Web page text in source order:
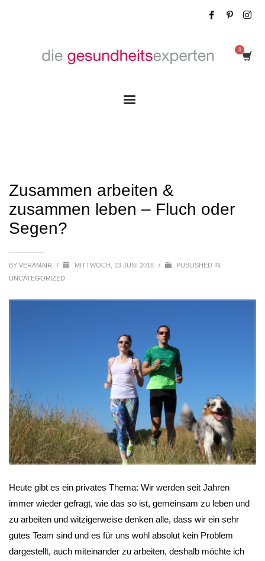
Zusammen arbeiten &
zusammen leben – Fluch oder
Segen?
BY VERAMAIR / MITTWOCH, 13 JUNI 2018 /
PUBLISHED IN
UNCATEGORIZED
Heute gibt es ein privates Thema: Wir werden seit Jahren
immer wieder gefragt, wie das so ist, gemeinsam zu leben und
zu arbeiten und witzigerweise denken alle, dass wir ein sehr
gutes Team sind und es für uns wohl absolut kein Problem
dargestellt, auch miteinander zu arbeiten, deshalb möchte ich